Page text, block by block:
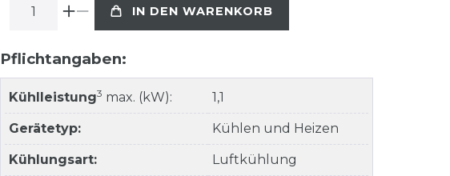
IN DEN WARENKORB
Pflichtangaben:
Kühlleistung3 max. (kW): 1,1
Gerätetyp: Kühlen und Heizen
Kühlungsart: Luftkühlung